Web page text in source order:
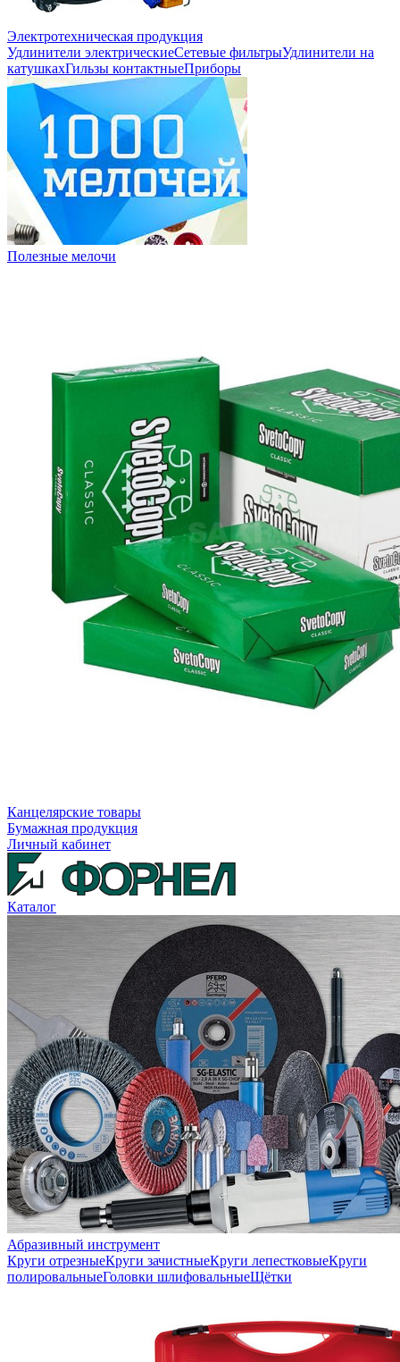
Электротехническая продукция
Удлинители электрическиеСетевые фильтрыУдлинители на
катушкахГильзы контактныеПриборы
Полезные мелочи
Канцелярские товары
Бумажная продукция
Личный кабинет
Каталог
Абразивный инструмент
Круги отрезныеКруги зачистныеКруги лепестковыеКруги
полировальныеГоловки шлифовальныеЩётки